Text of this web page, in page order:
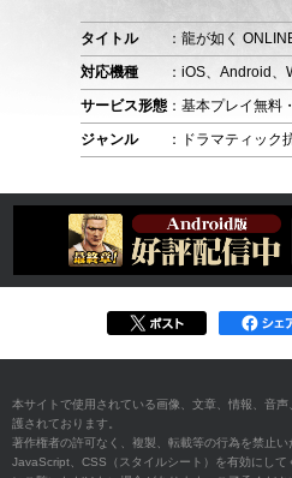
タイトル
：龍が如く
対応機種
：iOS、Android
サービス形態 ：基本プレイ無料
ジャンル
：ドラマティック
本サイトで使用されている画像、文章、情報、音
護されております。
著作権者の許可なく、複製、転載等の行為を禁止い
JavaScript、CSS（スタイルシート）を有効にし